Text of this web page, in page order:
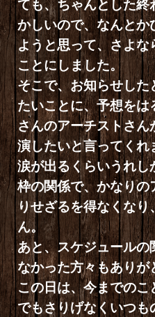
ても、ちゃんとした
かしいので、なんと
ようと思って、さよな
ことにしました。
そこで、お知らせし
たいことに、予想をは
さんのアーチストさ
演したいと言ってくれ
涙が出るくらいうれし
枠の関係で、かなり
りせざるを得なくなり
ん。
あと、スケジュール
なかった方々もありが
この日は、今までの
でもさりげなくいつも